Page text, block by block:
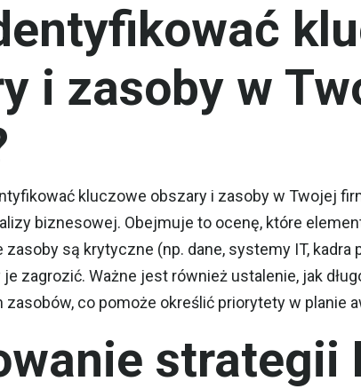
i zasoby w
kluczowe obszary i zasoby w Twojej
biznesowej. Obejmuje to ocenę, które
zasoby są krytyczne (np. dane, systemy IT, kadra
je zagrozić. Ważne jest również ustalenie, jak
co pomoże określić priorytety w planie
strategii